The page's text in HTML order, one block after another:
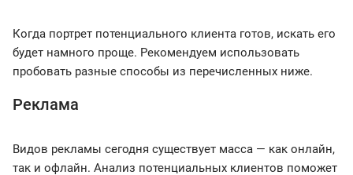
Когда портрет потенциального клиента готов, искать его
будет намного проще. Рекомендуем использовать
пробовать разные способы из перечисленных ниже.
Реклама
Видов рекламы сегодня существует масса — как онлайн,
так и офлайн. Анализ потенциальных клиентов поможет